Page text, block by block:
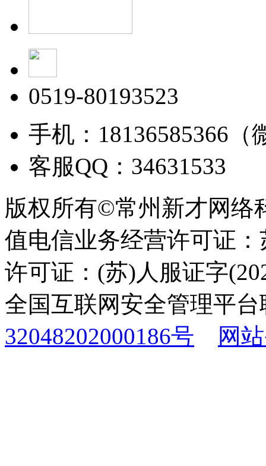
0519-80193523
手机：18136585366（
客服QQ：34631533
版权所有©常州新才网络
值电信业务经营许可证
许可证：(苏)人服证字
全国互联网安全管理平
32048202000186号
网